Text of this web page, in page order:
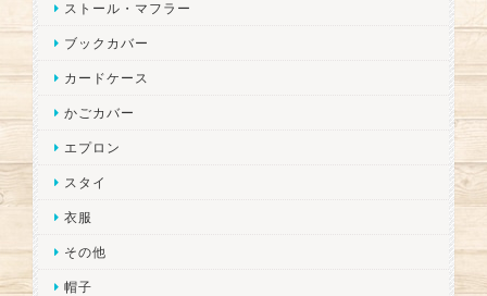
ストール・マフラー
ブックカバー
カードケース
かごカバー
エプロン
スタイ
衣服
その他
帽子